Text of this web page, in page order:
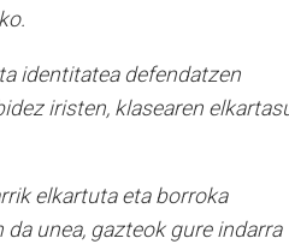
identitatea defendatzen
iristen, klasearen
elkartuta eta borroka
unea, gazteok gure indarra